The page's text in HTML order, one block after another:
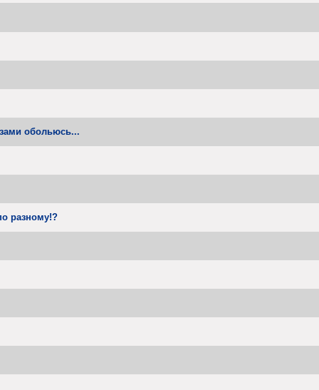
обольюсь...
разному!?